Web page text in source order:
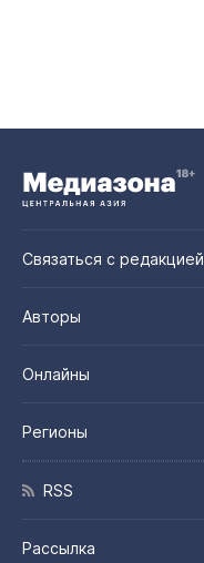
Связаться с редакцией
Авторы
Онлайны
Регионы
RSS
Рассылка